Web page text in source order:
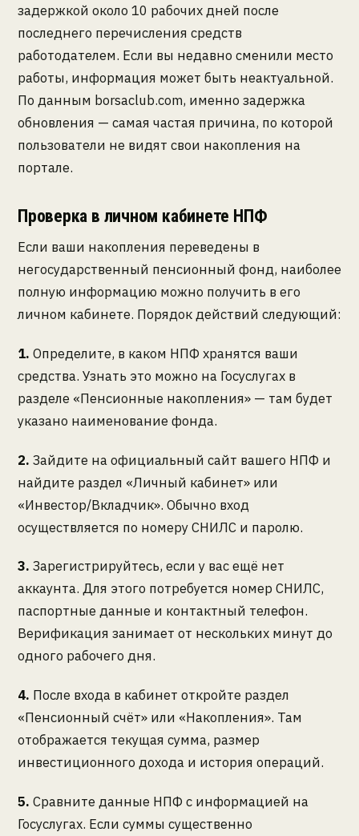
задержкой около 10 рабочих дней после
последнего перечисления средств
работодателем. Если вы недавно сменили место
работы, информация может быть неактуальной.
По данным borsaclub.com, именно задержка
обновления — самая частая причина, по которой
пользователи не видят свои накопления на
портале.
Проверка в личном кабинете НПФ
Если ваши накопления переведены в
негосударственный пенсионный фонд, наиболее
полную информацию можно получить в его
личном кабинете. Порядок действий следующий:
1. Определите, в каком НПФ хранятся ваши
средства. Узнать это можно на Госуслугах в
разделе «Пенсионные накопления» — там будет
указано наименование фонда.
2. Зайдите на официальный сайт вашего НПФ и
найдите раздел «Личный кабинет» или
«Инвестор/Вкладчик». Обычно вход
осуществляется по номеру СНИЛС и паролю.
3. Зарегистрируйтесь, если у вас ещё нет
аккаунта. Для этого потребуется номер СНИЛС,
паспортные данные и контактный телефон.
Верификация занимает от нескольких минут до
одного рабочего дня.
4. После входа в кабинет откройте раздел
«Пенсионный счёт» или «Накопления». Там
отображается текущая сумма, размер
инвестиционного дохода и история операций.
5. Сравните данные НПФ с информацией на
Госуслугах. Если суммы существенно